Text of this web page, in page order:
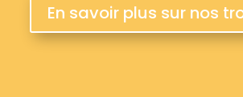
En savoir plus sur nos